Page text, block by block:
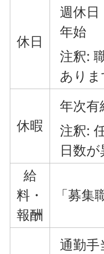
休日
週休日
年始
注釈:
ありま
休暇
年次有
注釈:
日数が
給
料・
報酬
「募集
通勤手